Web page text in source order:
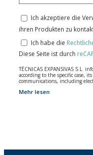
Ich akzeptiere die
ihren Produkten zu
Ich habe die
Diese Seite ist durch
TÉCNICAS EXPANSIVAS S.L.
according to the specific case,
communications, including
The data in our files are
The user may at any time
Mehr lesen